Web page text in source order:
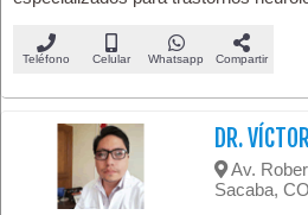
Teléfono Celular Whatsapp Compartir
DR.
Av.
Sacaba,